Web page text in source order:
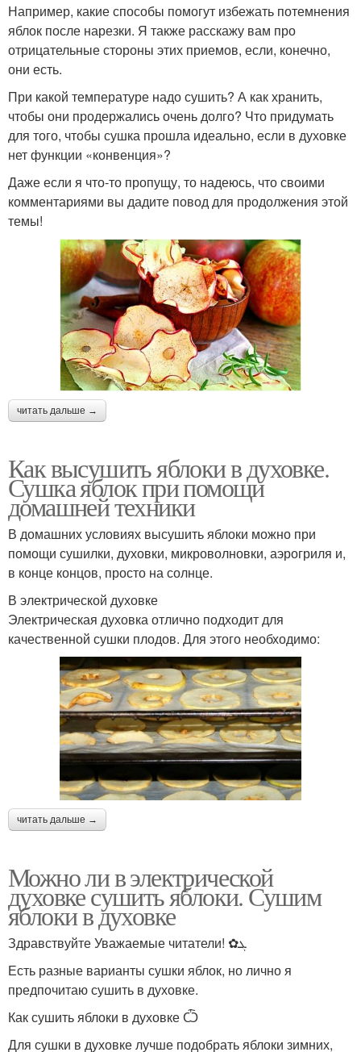
Например, какие способы помогут избежать потемнения
яблок после нарезки. Я также расскажу вам про
отрицательные стороны этих приемов, если, конечно,
они есть.
При какой температуре надо сушить? А как хранить,
чтобы они продержались очень долго? Что придумать
для того, чтобы сушка прошла идеально, если в духовке
нет функции «конвенция»?
Даже если я что-то пропущу, то надеюсь, что своими
комментариями вы дадите повод для продолжения этой
темы!
читать дальше →
Как высушить яблоки в духовке.
Сушка яблок при помощи
домашней техники
В домашних условиях высушить яблоки можно при
помощи сушилки, духовки, микроволновки, аэрогриля и,
в конце концов, просто на солнце.
В электрической духовке
Электрическая духовка отлично подходит для
качественной сушки плодов. Для этого необходимо:
читать дальше →
Можно ли в электрической
духовке сушить яблоки. Сушим
яблоки в духовке
Здравствуйте Уважаемые читатели! ✿ܓ
Есть разные варианты сушки яблок, но лично я
предпочитаю сушить в духовке.
Как сушить яблоки в духовке Ѽ
Для сушки в духовке лучше подобрать яблоки зимних,